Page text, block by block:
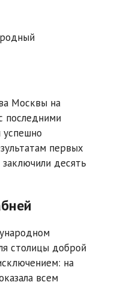
Москвы на
последними
успешно
первых
десять
столицы доброй
на
всем